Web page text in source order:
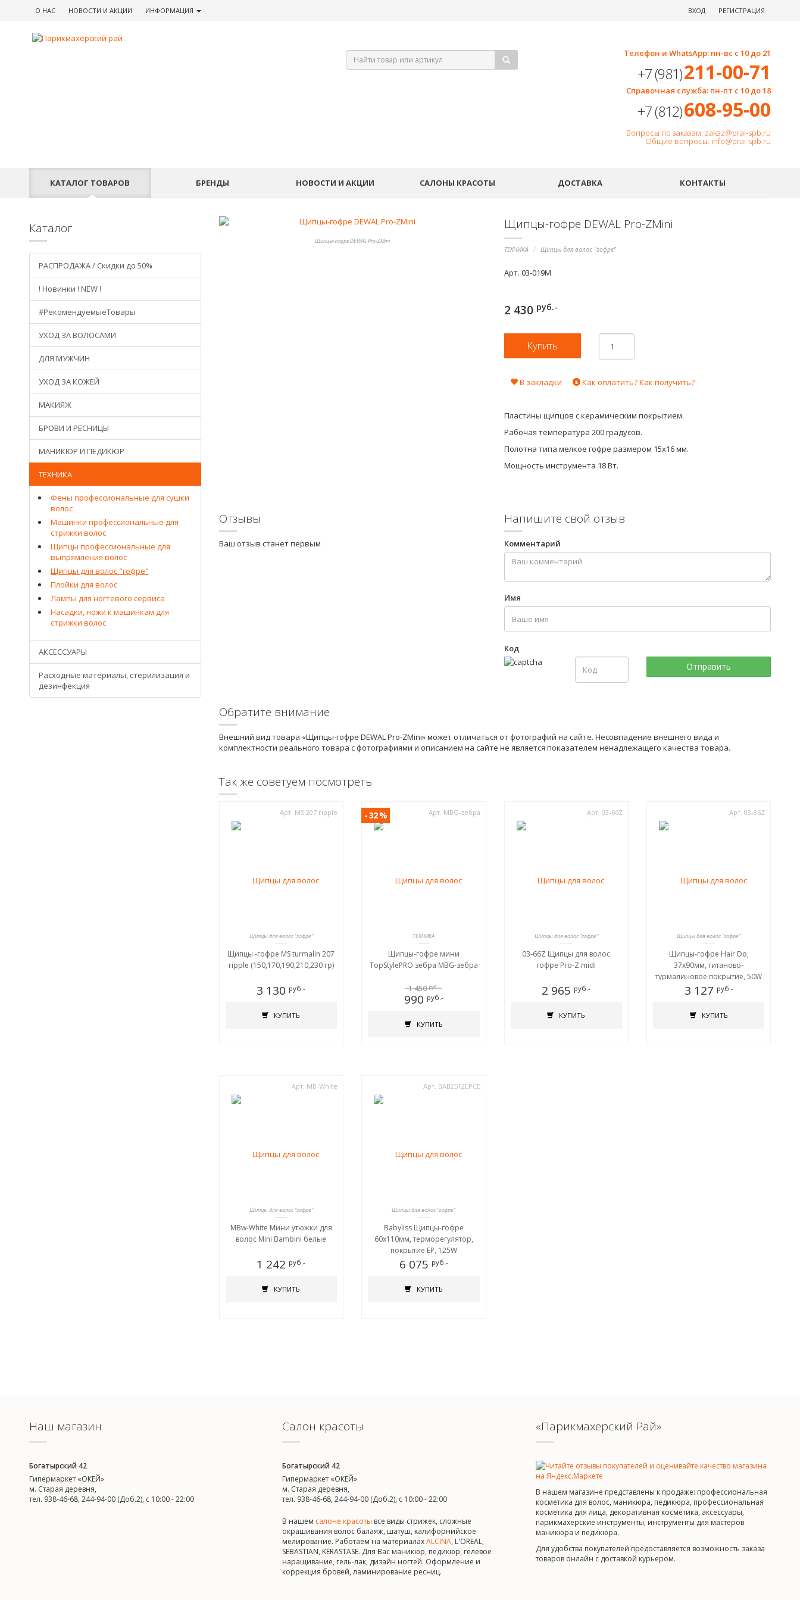
О НАС НОВОСТИ И АКЦИИ ИНФОРМАЦИЯ ВХОД РЕГИСТРАЦИЯ
Телефон и WhatsApp: пн-вс с 10 до 21
+7 (981)211-00-71
Справочная служба: пн-пт с 10 до 18
+7 (812)608-95-00
Вопросы по заказам: zakaz@prai-spb.ru
Общие вопросы: info@prai-spb.ru
КАТАЛОГ ТОВАРОВ БРЕНДЫ НОВОСТИ И АКЦИИ САЛОНЫ КРАСОТЫ ДОСТАВКА КОНТАКТЫ
Щипцы-гофре DEWAL Pro-ZMini
Щипцы-гофре DEWAL Pro-ZMini
ТЕХНИКА Щипцы для волос "гофре"
Арт. 03-019M
2 430 руб.-
В закладки Как оплатить? Как получить?
Пластины щипцов с керамическим покрытием.
Рабочая температура 200 градусов.
Полотна типа мелкое гофре размером 15х16 мм.
Мощность инструмента 18 Вт.
Отзывы
Ваш отзыв станет первым
Напишите свой отзыв
Комментарий
Имя
Код
Обратите внимание
Внешний вид товара «Щипцы-гофре DEWAL Pro-ZMini» может отличаться от фотографий на сайте. Несовпадение внешнего вида и
комплектности реального товара с фотографиями и описанием на сайте не является показателем ненадлежащего качества товара.
Так же советуем посмотреть
Арт. MS 207 ripple
Щипцы для волос "гофре"
Щипцы -гофре MS turmalin 207
ripple (150,170,190,210,230 гр)
3 130 руб.-
КУПИТЬ
Арт. MBG-зебра
- 32 %
ТЕХНИКА
Щипцы-гофре мини
TopStylePRO зебра MBG-зебра
1 450руб.-
990 руб.-
КУПИТЬ
Арт. 03-66Z
Щипцы для волос "гофре"
03-66Z Щипцы для волос
гофре Pro-Z midi
2 965 руб.-
КУПИТЬ
Арт. 03-86Z
Щипцы для волос "гофре"
Щипцы-гофре Hair Do,
37х90мм, титаново-
турмалиновое покрытие, 50W
3 127 руб.-
КУПИТЬ
Арт. MB-White
Щипцы для волос "гофре"
MBw-White Мини утюжки для
волос Mini Bambini белые
1 242 руб.-
КУПИТЬ
Арт. BAB2512EPCE
Щипцы для волос "гофре"
Babyliss Щипцы-гофре
60х110мм, терморегулятор,
покрытие EP, 125W
6 075 руб.-
КУПИТЬ
Каталог
РАСПРОДАЖА / Скидки до 50%
! Новинки ! NEW !
#РекомендуемыеТовары
УХОД ЗА ВОЛОСАМИ
ДЛЯ МУЖЧИН
УХОД ЗА КОЖЕЙ
МАКИЯЖ
БРОВИ И РЕСНИЦЫ
МАНИКЮР И ПЕДИКЮР
ТЕХНИКА
Фены профессиональные для сушки
волос
Машинки профессиональные для
стрижки волос
Щипцы профессиональные для
выпрямления волос
Щипцы для волос "гофре"
Плойки для волос
Лампы для ногтевого сервиса
Насадки, ножи к машинкам для
стрижки волос
АКСЕССУАРЫ
Расходные материалы, стерилизация и
дезинфекция
Наш магазин
Богатырский 42
Гипермаркет «ОКЕЙ»
м. Старая деревня,
тел. 938-46-68, 244-94-00 (Доб.2), c 10:00 - 22:00
Салон красоты
Богатырский 42
Гипермаркет «ОКЕЙ»
м. Старая деревня,
тел. 938-46-68, 244-94-00 (Доб.2), c 10:00 - 22:00
В нашем салоне красоты все виды стрижек, сложные
окрашивания волос балаяж, шатуш, калифорнийское
мелирование. Работаем на материалахALCINA, L'OREAL,
SEBASTIAN, KERASTASE. Для Вас маникюр, педикюр, гелевое
наращивание, гель-лак, дизайн ногтей. Оформление и
коррекция бровей, ламинирование ресниц.
«Парикмахерский Рай»
В нашем магазине представлены к продаже: профессиональная
косметика для волос, маникюра, педикюра, профессиональная
косметика для лица, декоративная косметика, аксессуары,
парикмахерские инструменты, инструменты для мастеров
маникюра и педикюра.
Для удобства покупателей предоставляется возможность заказа
товаров онлайн с доставкой курьером.